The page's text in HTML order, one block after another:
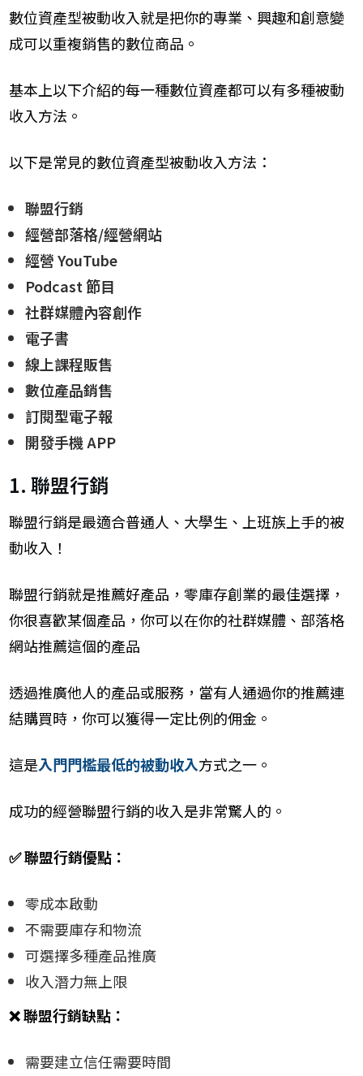
數位資產型被動收入就是把你的專業、興趣和創意變
成可以重複銷售的數位商品。
基本上以下介紹的每一種數位資產都可以有多種被動
收入方法。
以下是常見的數位資產型被動收入方法：
聯盟行銷
經營部落格/經營網站
經營 YouTube
Podcast 節目
社群媒體內容創作
電子書
線上課程販售
數位產品銷售
訂閱型電子報
開發手機 APP
1. 聯盟行銷
聯盟行銷是最適合普通人、大學生、上班族上手的被
動收入！
聯盟行銷就是推薦好產品，零庫存創業的最佳選擇，
你很喜歡某個產品，你可以在你的社群媒體、部落格
網站推薦這個的產品
透過推廣他人的產品或服務，當有人通過你的推薦連
結購買時，你可以獲得一定比例的佣金。
這是入門門檻最低的被動收入方式之一。
成功的經營聯盟行銷的收入是非常驚人的。
✅ 聯盟行銷優點：
零成本啟動
不需要庫存和物流
可選擇多種產品推廣
收入潛力無上限
❌ 聯盟行銷缺點：
需要建立信任需要時間